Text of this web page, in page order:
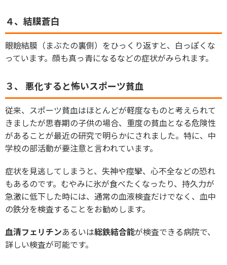
４、結膜蒼白
眼瞼結膜（まぶたの裏側）をひっくり返すと、白っぽくな
っています。顔も真っ青になるなどの症状がみられます。
３、 悪化すると怖いスポーツ貧血
従来、スポーツ貧血はほとんどが軽度なものと考えられて
きましたが思春期の子供の場合、重度の貧血となる危険性
があることが最近の研究で明らかにされました。特に、中
学校の部活動が要注意と言われています。
症状を見逃してしまうと、失神や痙攣、心不全などの恐れ
もあるのです。むやみに氷が食べたくなったり、持久力が
急激に低下した時には、通常の血液検査だけでなく、血中
の鉄分を検査することをお勧めします。
血清フェリチンあるいは総鉄結合能が検査できる病院で、
詳しい検査が可能です。